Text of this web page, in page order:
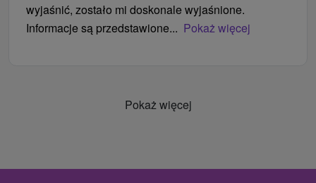
wyjaśnić, zostało mi doskonale wyjaśnione.
Informacje są przedstawione... Pokaż więcej
Pokaż więcej